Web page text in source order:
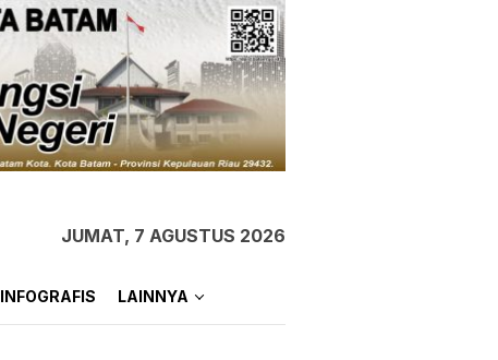
JUMAT, 7 AGUSTUS 2026
INFOGRAFIS LAINNYA